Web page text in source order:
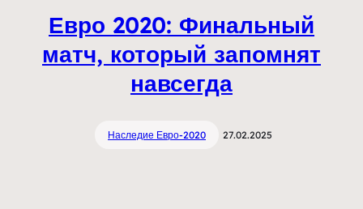
Евро 2020: Финальный
матч, который запомнят
навсегда
Наследие Евро-2020 27.02.2025